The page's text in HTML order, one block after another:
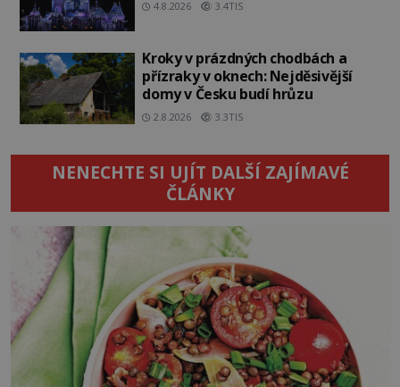
4.8.2026 3.4TIS
Kroky v prázdných chodbách a
přízraky v oknech: Nejděsivější
domy v Česku budí hrůzu
2.8.2026 3.3TIS
NENECHTE SI UJÍT DALŠÍ ZAJÍMAVÉ
ČLÁNKY